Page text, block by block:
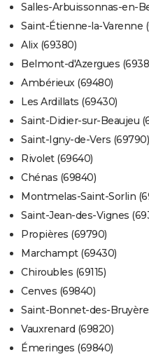
Salles-Arbuissonnas-en-
Saint-Étienne-la-Varenne
Alix (69380)
Belmont-d'Azergues
Ambérieux (69480)
Les Ardillats (69430)
Saint-Didier-sur-Beaujeu
Saint-Igny-de-Vers (69790)
Rivolet (69640)
Chénas (69840)
Montmelas-Saint-Sorlin
Saint-Jean-des-Vignes
Propières (69790)
Marchampt (69430)
Chiroubles (69115)
Cenves (69840)
Saint-Bonnet-des-
Vauxrenard (69820)
Émeringes (69840)